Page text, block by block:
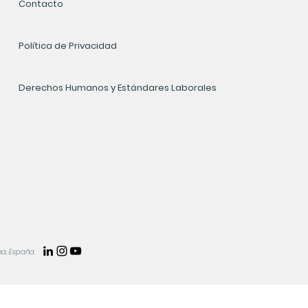
Contacto
Política de Privacidad
Derechos Humanos y Estándares Laborales
España